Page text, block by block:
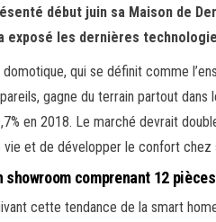
début juin sa Maison de
exposé les dernières
domotique, qui se définit comme
gagne du terrain partout dans
en 2018. Le marché devrait
vie et de développer le confort chez
showroom comprenant 12
cette tendance de la smart